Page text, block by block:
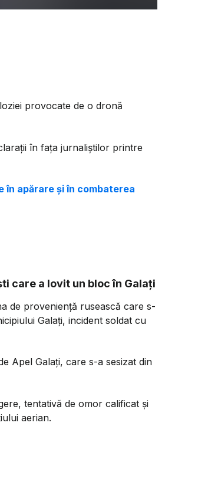
provocate de o dronă
în fața jurnaliștilor printre
apărare și în combaterea
care a lovit un bloc în Galați
de proveniență rusească care s-
Galați, incident soldat cu
Apel Galați, care s-a sesizat din
tentativă de omor calificat și
aerian.